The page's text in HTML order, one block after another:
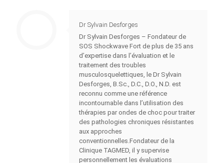
Dr Sylvain Desforges
Dr Sylvain Desforges – Fondateur de
SOS Shockwave Fort de plus de 35 ans
d’expertise dans l’évaluation et le
traitement des troubles
musculosquelettiques, le Dr Sylvain
Desforges, B.Sc., D.C., D.O., N.D. est
reconnu comme une référence
incontournable dans l’utilisation des
thérapies par ondes de choc pour traiter
des pathologies chroniques résistantes
aux approches
conventionnelles.Fondateur de la
Clinique TAGMED, il y supervise
personnellement les évaluations